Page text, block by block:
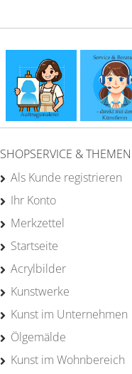
SHOPSERVICE & THEMEN
Als Kunde registrieren
Ihr Konto
Merkzettel
Startseite
Acrylbilder
Kunstwerke
Kunst im Unternehmen
Ölgemälde
Kunst im Wohnbereich